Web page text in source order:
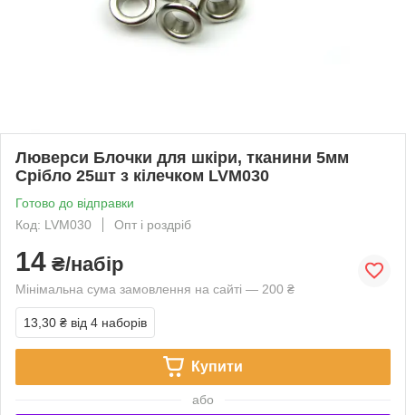
Люверси Блочки для шкіри, тканини 5мм
Срібло 25шт з кілечком LVM030
Готово до відправки
Код: LVM030
Опт і роздріб
14 ₴/набір
Мінімальна сума замовлення на сайті — 200 ₴
13,30 ₴ від 4 наборів
Купити
або